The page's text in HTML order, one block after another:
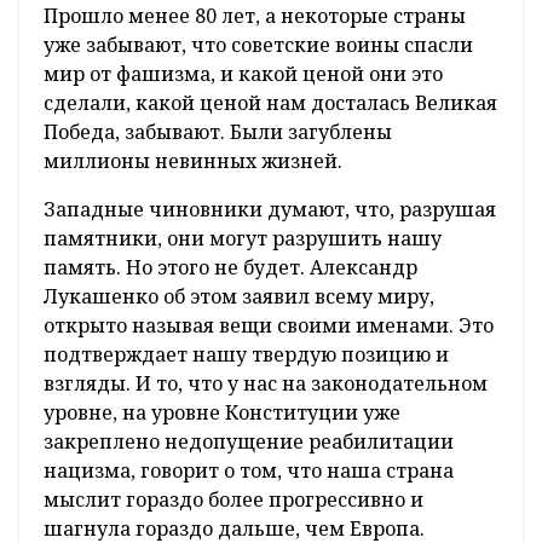
Прошло менее 80 лет, а некоторые страны
уже забывают, что советские воины спасли
мир от фашизма, и какой ценой они это
сделали, какой ценой нам досталась Великая
Победа, забывают. Были загублены
миллионы невинных жизней.
Западные чиновники думают, что, разрушая
памятники, они могут разрушить нашу
память. Но этого не будет. Александр
Лукашенко об этом заявил всему миру,
открыто называя вещи своими именами. Это
подтверждает нашу твердую позицию и
взгляды. И то, что у нас на законодательном
уровне, на уровне Конституции уже
закреплено недопущение реабилитации
нацизма, говорит о том, что наша страна
мыслит гораздо более прогрессивно и
шагнула гораздо дальше, чем Европа.